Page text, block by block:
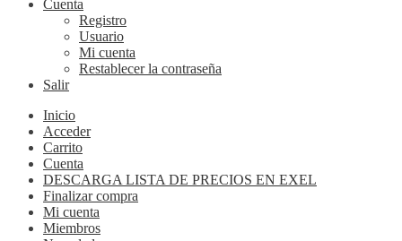
Cuenta
Registro
Usuario
Mi cuenta
Restablecer la contraseña
Salir
Inicio
Acceder
Carrito
Cuenta
DESCARGA LISTA DE PRECIOS EN EXEL
Finalizar compra
Mi cuenta
Miembros